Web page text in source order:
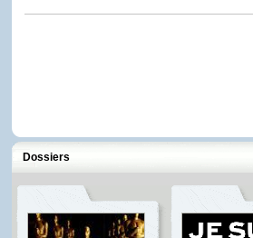
Dossiers